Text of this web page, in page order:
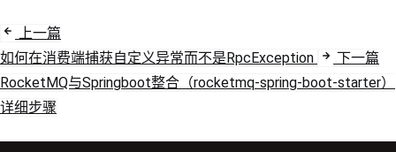
上一篇
如何在消费端捕获自定义异常而不是RpcException
下一篇
RocketMQ与Springboot整合（rocketmq-spring-boot-starter）
详细步骤